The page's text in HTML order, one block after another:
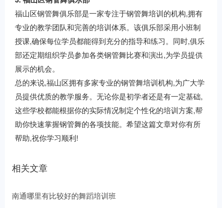
福山区钢管舞俱乐部是一家专注于钢管舞培训的机构,拥有
专业的教学团队和完善的培训体系。该俱乐部采用小班制
授课,确保每位学员都能得到充分的指导和练习。同时,俱乐
部还定期组织学员参加各类钢管舞比赛和演出,为学员提供
展示的机会。
总的来说,福山区拥有多家专业的钢管舞培训机构,为广大学
员提供优质的教学服务。无论你是初学者还是有一定基础,
这些学校都能根据你的实际情况制定个性化的培训方案,帮
助你快速掌握钢管舞的各项技能。希望这篇文章对你有所
帮助,祝你学习顺利!
相关文章
南通哪里有比较好的舞蹈培训班